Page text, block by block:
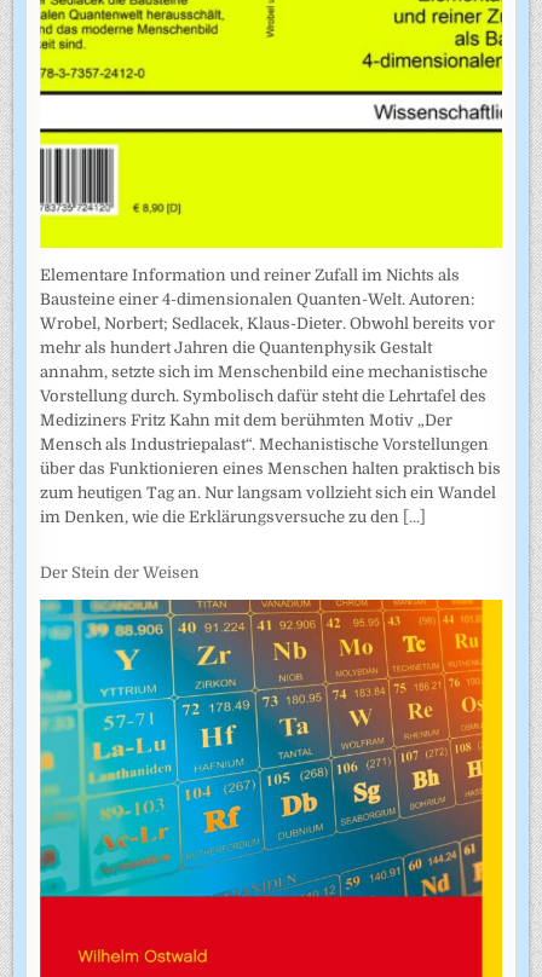
Elementare Information und reiner Zufall im Nichts als
Bausteine einer 4-dimensionalen Quanten-Welt. Autoren:
Wrobel, Norbert; Sedlacek, Klaus-Dieter. Obwohl bereits vor
mehr als hundert Jahren die Quantenphysik Gestalt
annahm, setzte sich im Menschenbild eine mechanistische
Vorstellung durch. Symbolisch dafür steht die Lehrtafel des
Mediziners Fritz Kahn mit dem berühmten Motiv „Der
Mensch als Industriepalast“. Mechanistische Vorstellungen
über das Funktionieren eines Menschen halten praktisch bis
zum heutigen Tag an. Nur langsam vollzieht sich ein Wandel
im Denken, wie die Erklärungsversuche zu den [...]
Der Stein der Weisen